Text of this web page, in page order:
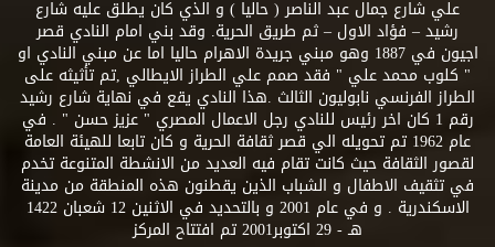
علي شارع جمال عبد الناصر ( حاليا ) و الذي كان يطلق عليه شارع
رشيد – فؤاد الاول – ثم طريق الحرية. وقد بني امام النادي قصر
اجيون في 1887 وهو مبني جريدة الاهرام حاليا اما عن مبني النادي او
" كلوب محمد علي " فقد صمم علي الطراز الايطالي ,تم تأثيثه على
الطراز الفرنسي نابوليون الثالث .هذا النادي يقع في نهاية شارع رشيد
رقم 1 كان اخر رئيس للنادي رجل الاعمال المصري " عزيز حسن " . في
عام 1962 تم تحويله الي قصر ثقافة الحرية و كان تابعا للهيئة العامة
لقصور الثقافة حيث كانت تقام فيه العديد من الانشطة المتنوعة تخدم
في تثقيف الاطفال و الشباب الذين يقطنون هذه المنطقة من مدينة
الاسكندرية . و في عام 2001 و بالتحديد في الاثنين 12 شعبان 1422
هـ - 29 اكتوبر2001 تم افتتاح المركز